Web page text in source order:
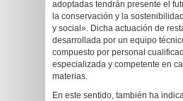
adoptadas tendrán presente el
la conservación y la
y social». Dicha actuación de
desarrollada por un equipo
compuesto por personal
especializada y competente en
materias.
En este sentido, también ha